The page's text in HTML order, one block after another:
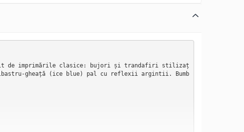
de imprimările clasice: bujori și trandafiri stilizaț
gheață (ice blue) pal cu reflexii argintii. Bumb